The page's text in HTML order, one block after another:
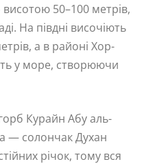
50–100 метрів,
На півдні височіють
а в районі Хор-
у море, створюючи
Курайн Абу аль-
— солончак Духан
річок, тому вся